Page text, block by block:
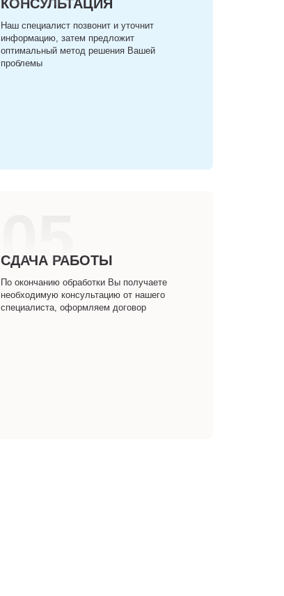
КОНСУЛЬТАЦИЯ
Наш специалист позвонит и уточнит
информацию, затем предложит
оптимальный метод решения Вашей
проблемы
05
СДАЧА РАБОТЫ
По окончанию обработки Вы получаете
необходимую консультацию от нашего
специалиста, оформляем договор